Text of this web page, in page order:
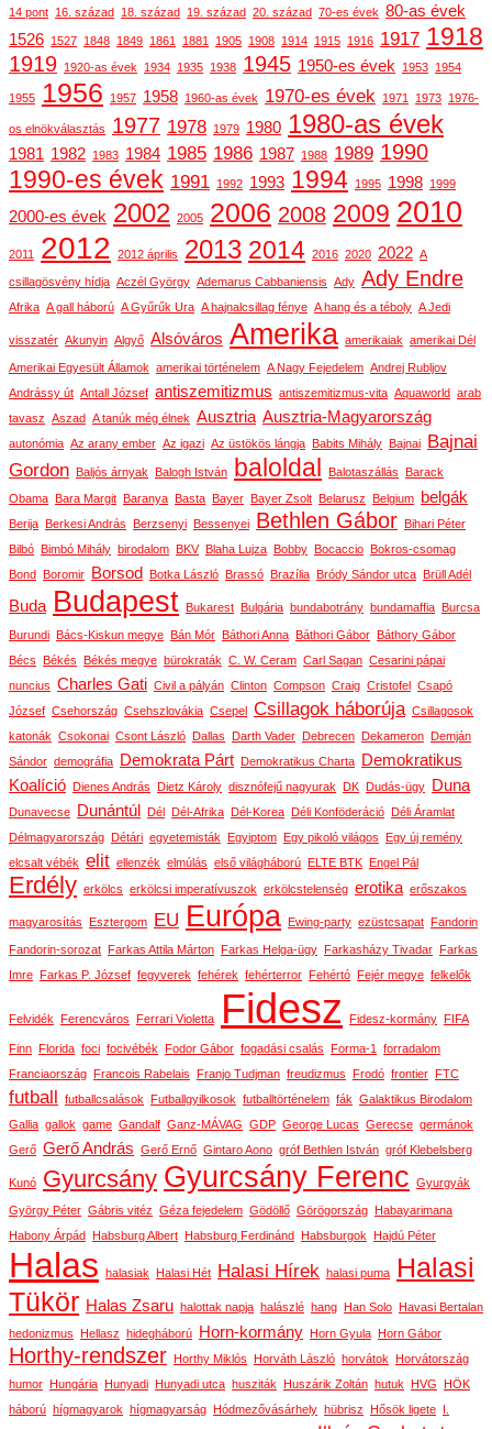
14 pont 16. század 18. század 19. század 20. század 70-es évek 80-as évek
1526 1527 1848 1849 1861 1881 1905 1908 1914 1915 1916 1917 1918
1919 1920-as évek 1934 1935 1938 1945 1950-es évek 1953 1954
1955 1956 1957 1958 1960-as évek 1970-es évek 1971 1973 1976-
os elnökválasztás 1977 1978 1979 1980 1980-as évek
1981 1982 1983 1984 1985 1986 1987 1988 1989 1990
1990-es évek 1991 1992 1993 1994 1995 1998 1999
2000-es évek 2002 2005 2006 2008 2009 2010
2011 2012 2012 április 2013 2014 2016 2020 2022 A
csillagösvény hídja Aczél György Ademarus Cabbaniensis Ady Ady Endre
Afrika A gall háború A Gyűrűk Ura A hajnalcsillag fénye A hang és a téboly A Jedi
visszatér Akunyin Algyő Alsóváros Amerika amerikaiak amerikai Dél
Amerikai Egyesült Államok amerikai történelem A Nagy Fejedelem Andrej Rubljov
Andrássy út Antall József antiszemitizmus antiszemitizmus-vita Aquaworld arab
tavasz Aszad A tanúk még élnek Ausztria Ausztria-Magyarország
autonómia Az arany ember Az igazi Az üstökös lángja Babits Mihály Bajnai Bajnai
Gordon
Baljós árnyak Balogh István baloldal Balotaszállás
Barack
Obama
Bara Margit Baranya Basta Bayer Bayer Zsolt Belarusz Belgium belgák
Berija Berkesi András Berzsenyi Bessenyei Bethlen Gábor
Bihari Péter
Bilbó
Bimbó Mihály birodalom BKV Blaha Lujza Bobby Bocaccio
Bokros-csomag
Bond
Boromir Borsod Botka László Brassó Brazília Bródy Sándor utca Brüll Adél
Buda Budapest Bukarest Bulgária bundabotrány bundamaffia Burcsa
Burundi Bács-Kiskun megye Bán Mór Báthori Anna Báthori Gábor
Báthory Gábor
Bécs
Békés Békés megye bürokraták C. W. Ceram Carl Sagan Cesarini pápai
nuncius Charles Gati Civil a pályán Clinton Compson Craig Cristofel
Csapó
József Csehország Csehszlovákia Csepel Csillagok háborúja Csillagosok
katonák Csokonai Csont László Dallas Darth Vader Debrecen Dekameron
Demján
Sándor demográfia Demokrata Párt Demokratikus Charta
Demokratikus
Koalíció
Dienes András Dietz Károly disznófejű nagyurak DK Dudás-ügy Duna
Dunavecse Dunántúl Dél Dél-Afrika Dél-Korea Déli Konföderáció
Déli Áramlat
Délmagyarország
Détári egyetemisták Egyiptom Egy pikoló világos
Egy új remény
elcsalt vébék elit ellenzék elmúlás első világháború ELTE BTK Engel Pál
Erdély erkölcs erkölcsi imperatívuszok erkölcstelenség erotika erőszakos
magyarosítás Esztergom EU Európa Ewing-party ezüstcsapat Fandorin
Fandorin-sorozat Farkas Attila Márton Farkas Helga-ügy Farkasházy Tivadar
Farkas
Imre
Farkas P. József fegyverek fehérek fehérterror Fehértó Fejér megye felkelők
Felvidék Ferencváros Ferrari Violetta Fidesz Fidesz-kormány FIFA
Finn Florida foci focivébék Fodor Gábor fogadási csalás Forma-1
forradalom
Franciaország
Francois Rabelais Franjo Tudjman freudizmus Frodó frontier FTC
futball futballcsalások Futballgyilkosok futballtörténelem fák Galaktikus Birodalom
Gallia gallok game Gandalf Ganz-MÁVAG GDP George Lucas Gerecse germánok
Gerő Gerő András Gerő Ernő Gintaro Aono gróf Bethlen István gróf Klebelsberg
Kunó Gyurcsány Gyurcsány Ferenc Gyurgyák
György Péter Gábris vitéz Géza fejedelem Gödöllő Görögország
Habayarimana
Habony Árpád
Habsburg Albert Habsburg Ferdinánd Habsburgok Hajdú Péter
Halas halasiak Halasi Hét Halasi Hírek halasi puma
Halasi
Tükör Halas Zsaru halottak napja halászlé hang Han Solo
Havasi Bertalan
hedonizmus
Hellasz hidegháború Horn-kormány Horn Gyula Horn Gábor
Horthy-rendszer Horthy Miklós Horváth László horvátok
Horvátország
humor
Hungária Hunyadi Hunyadi utca husziták Huszárik Zoltán hutuk HVG
HÖK
háború hígmagyarok hígmagyarság Hódmezővásárhely hübrisz Hősök ligete